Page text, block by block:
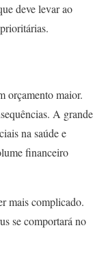
deve levar ao
orçamento maior.
A grande
na saúde e
financeiro
mais complicado.
se comportará no